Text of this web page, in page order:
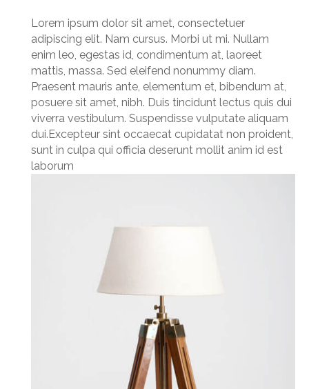
Lorem ipsum dolor sit amet, consectetuer
adipiscing elit. Nam cursus. Morbi ut mi. Nullam
enim leo, egestas id, condimentum at, laoreet
mattis, massa. Sed eleifend nonummy diam.
Praesent mauris ante, elementum et, bibendum at,
posuere sit amet, nibh. Duis tincidunt lectus quis dui
viverra vestibulum. Suspendisse vulputate aliquam
dui.Excepteur sint occaecat cupidatat non proident,
sunt in culpa qui officia deserunt mollit anim id est
laborum